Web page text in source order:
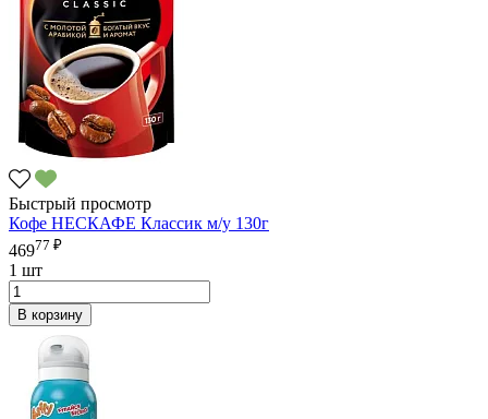
Быстрый просмотр
Кофе НЕСКАФЕ Классик м/у 130г
46977 ₽
1 шт
В корзину